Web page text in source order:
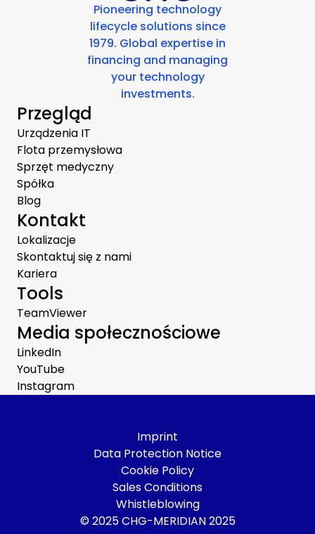
Pioneering technology
lifecycle solutions since
1979. Global expertise in
financing and managing
your technology
investments.
Przegląd
Urządzenia IT
Flota przemysłowa
Sprzęt medyczny
Spółka
Blog
Kontakt
Lokalizacje
Skontaktuj się z nami
Kariera
Tools
TeamViewer
Media społecznościowe
LinkedIn
YouTube
Instagram
© 2025 CHG-MERIDIAN 2025
Imprint
Data Protection Notice
Cookie Policy
Sales Conditions
Whistleblowing